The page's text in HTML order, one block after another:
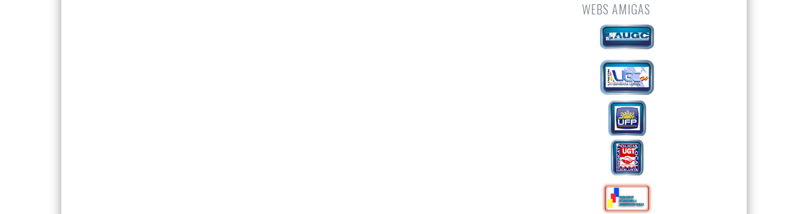
WEBS AMIGAS